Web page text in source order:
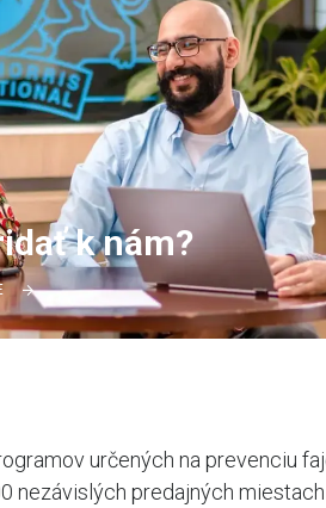
k nám?
určených na prevenciu
nezávislých predajných